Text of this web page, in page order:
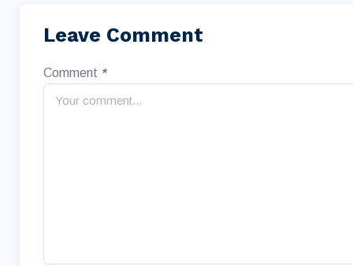
Leave Comment
Comment *